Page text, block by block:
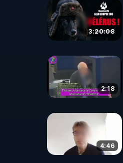
3:20:08
2:18
4:46